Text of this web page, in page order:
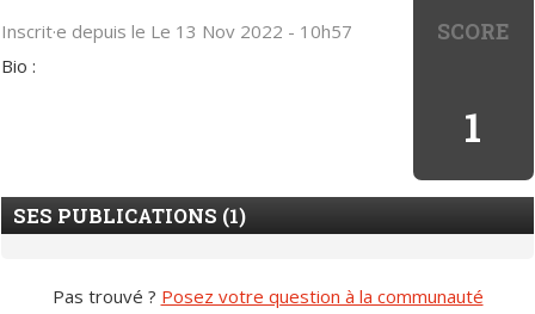
SCORE
1
Inscrit·e depuis le Le 13 Nov 2022 - 10h57
Bio :
SES PUBLICATIONS (1)
Pas trouvé ? Posez votre question à la communauté